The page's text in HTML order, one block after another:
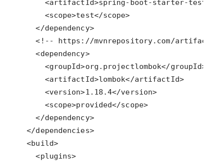
    </dependency>
    <dependency>
      <artifactId>lombok</artifactId>
    </dependency>
  </dependencies>
  <build>